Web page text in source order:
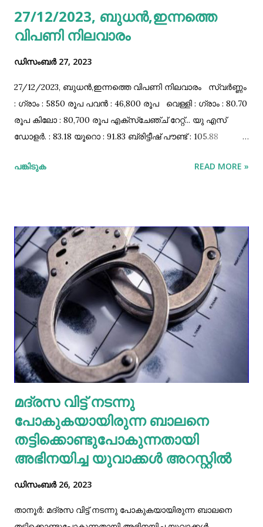
രോഗങ്ങളുള്ളവരോടും മുൻകരുതൽ വാക്‌സിൻ
സ്വീകരിക്കാനും നിർദ്ദേശിച്ചിട്ടുണ്ട്. ഇത് സുഗമമാക്കുന്നതിന്
27/12/2023, ബുധൻ,ഇന്നത്തെ
വിപണി നിലവാരം
ഡിസംബർ 27, 2023
27/12/2023, ബുധൻ,ഇന്നത്തെ വിപണി നിലവാരം സ്വർണ്ണം
: ഗ്രാം : 5850 രൂപ പവൻ : 46,800 രൂപ വെള്ളി : ഗ്രാം : 80.70
രൂപ കിലോ : 80,700 രൂപ എക്സ്ചേഞ്ച്‌ റേറ്റ്‌... യു എസ്‌
ഡോളർ. : 83.18 യൂറൊ : 91.83 ബ്രിട്ടീഷ്‌ പൗണ്ട്‌ : 105.88
സിംഗപ്പൂർ ഡോളർ. : 62.86 ബഹറിൻ ദിനാർ : 221.32
കോഴിക്കോട്‌ : 108.33 - 97.24 എറണാകുളം : 107.61 - 96.54
തിരുവനന്തപുരം : 109.73 - 98.53 കോട്ടയം : 108.41 - 97.29
മലപ്പുറം : 108.27 - 97.18 തൃശൂർ : 108.49 - 97.36 കണ്ണൂർ :
108.10 - 97.05
പങ്കിടുക READ MORE »
മദ്രസ വിട്ട് നടന്നു
പോകുകയായിരുന്ന ബാലനെ
തട്ടിക്കൊണ്ടുപോകുന്നതായി
അഭിനയിച്ച യുവാക്കൾ അറസ്റ്റിൽ
ഡിസംബർ 26, 2023
താനൂർ: മദ്രസ വിട്ട് നടന്നു പോകുകയായിരുന്ന ബാലനെ